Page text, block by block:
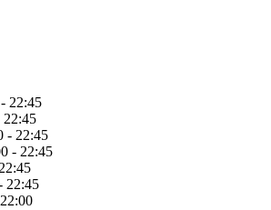
22:45
22:45
- 22:45
- 22:45
22:45